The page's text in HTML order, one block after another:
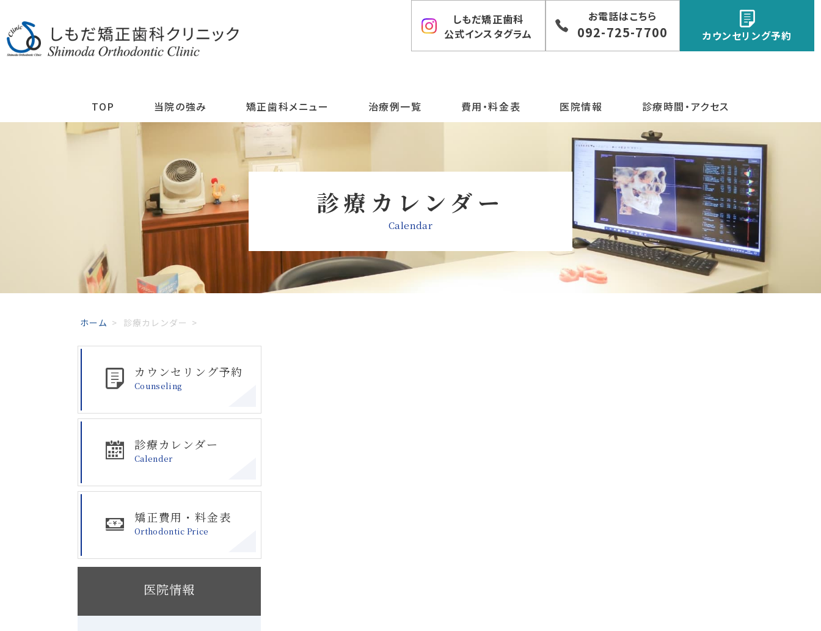
しもだ矯正歯科
公式インスタグラム
お電話はこちら
092-725-7700 カウンセリング予約
TOP 当院の強み 矯正歯科メニュー 治療例一覧 費用・料金表 医院情報 診療時間・アクセス
診療カレンダー
Calendar
ホーム > 診療カレンダー >
カウンセリング予約
Counseling
診療カレンダー
Calender
矯正費用・料金表
Orthodontic Price
医院情報